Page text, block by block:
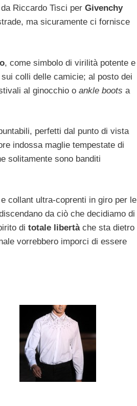
da Riccardo Tisci per Givenchy
ma sicuramente ci fornisce
, come simbolo di virilità potente e
colli delle camicie; al posto dei
al ginocchio o ankle boots a
perfetti dal punto di vista
indossa maglie tempestate di
solitamente sono banditi
collant ultra-coprenti in giro per le
da ciò che decidiamo di
di totale libertàche sta dietro
vorrebbero imporci di essere